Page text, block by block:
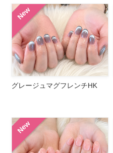
New
グレージュマグフレンチHK
New